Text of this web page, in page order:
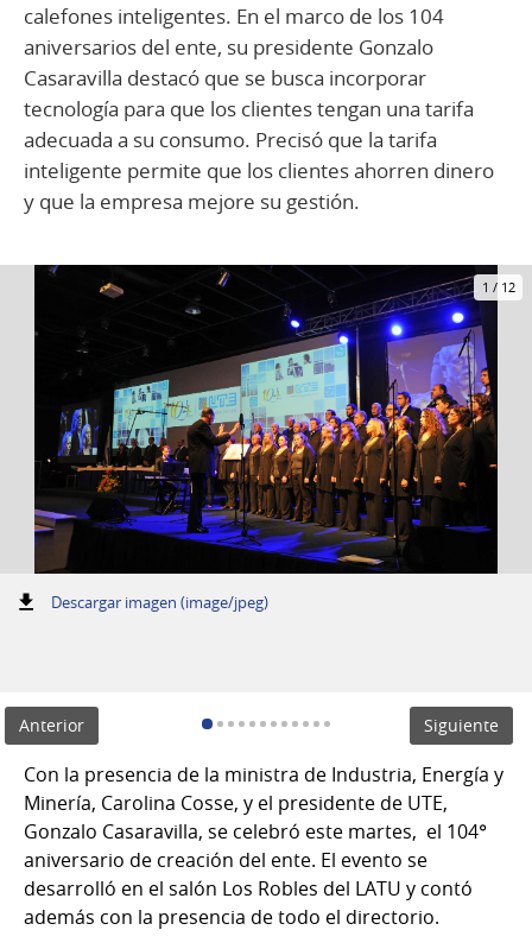
calefones inteligentes. En el marco de los 104
aniversarios del ente, su presidente Gonzalo
Casaravilla destacó que se busca incorporar
tecnología para que los clientes tengan una tarifa
adecuada a su consumo. Precisó que la tarifa
inteligente permite que los clientes ahorren dinero
y que la empresa mejore su gestión.
1 / 12
Descargar imagen (image/jpeg):
Anterior Siguiente
Con la presencia de la ministra de Industria, Energía y
Minería, Carolina Cosse, y el presidente de UTE,
Gonzalo Casaravilla, se celebró este martes, el 104°
aniversario de creación del ente. El evento se
desarrolló en el salón Los Robles del LATU y contó
además con la presencia de todo el directorio.